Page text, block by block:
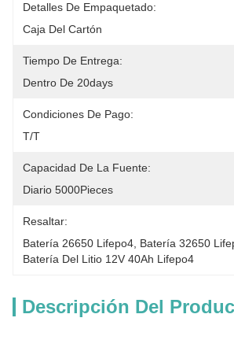
Detalles De Empaquetado:
Caja Del Cartón
Tiempo De Entrega:
Dentro De 20days
Condiciones De Pago:
T/T
Capacidad De La Fuente:
Diario 5000Pieces
Resaltar:
Batería 26650 Lifepo4 Batería 32650
Batería Del Litio 12V 40Ah Lifepo4
Descripción Del